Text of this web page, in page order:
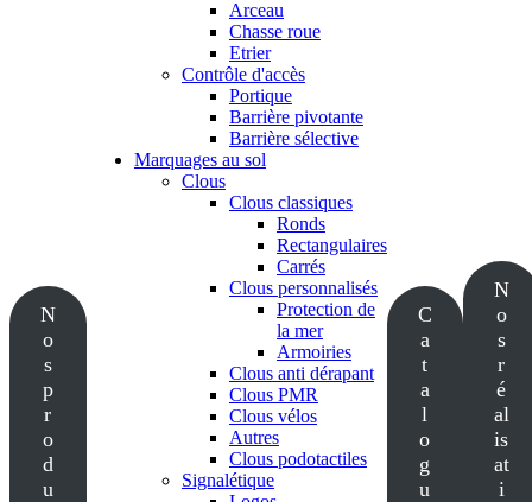
N
o
s
p
r
o
d
u
Arceau
Chasse roue
Etrier
Contrôle d'accès
Portique
Barrière pivotante
Barrière sélective
Marquages au sol
Clous
Clous classiques
Ronds
Rectangulaires
Carrés
Clous personnalisés
Protection de
la mer
Armoiries
Clous anti dérapant
Clous PMR
Clous vélos
Autres
Clous podotactiles
Signalétique
C
a
t
a
l
o
g
u
N
o
s
r
é
al
is
at
i